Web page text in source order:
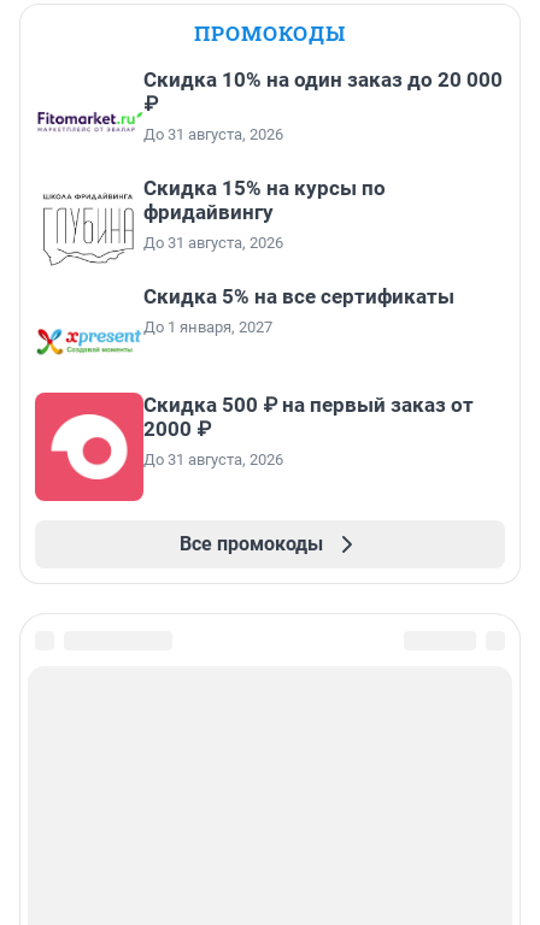
ПРОМОКОДЫ
Скидка 10% на один заказ до 20 000
₽
До 31 августа, 2026
Скидка 15% на курсы по
фридайвингу
До 31 августа, 2026
Скидка 5% на все сертификаты
До 1 января, 2027
Скидка 500 ₽ на первый заказ от
2000 ₽
До 31 августа, 2026
Все промокоды